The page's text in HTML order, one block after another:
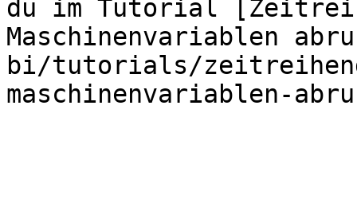
du im Tutorial
Maschinenvariablen
bi/tutorials/